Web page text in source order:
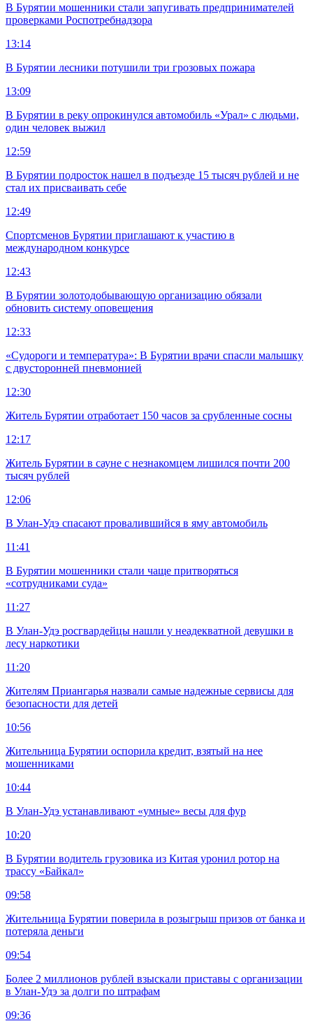
В Бурятии мошенники стали запугивать предпринимателей
проверками Роспотребнадзора
13:14
В Бурятии лесники потушили три грозовых пожара
13:09
В Бурятии в реку опрокинулся автомобиль «Урал» с людьми,
один человек выжил
12:59
В Бурятии подросток нашел в подъезде 15 тысяч рублей и не
стал их присваивать себе
12:49
Спортсменов Бурятии приглашают к участию в
международном конкурсе
12:43
В Бурятии золотодобывающую организацию обязали
обновить систему оповещения
12:33
«Судороги и температура»: В Бурятии врачи спасли малышку
с двусторонней пневмонией
12:30
Житель Бурятии отработает 150 часов за срубленные сосны
12:17
Житель Бурятии в сауне с незнакомцем лишился почти 200
тысяч рублей
12:06
В Улан-Удэ спасают провалившийся в яму автомобиль
11:41
В Бурятии мошенники стали чаще притворяться
«сотрудниками суда»
11:27
В Улан-Удэ росгвардейцы нашли у неадекватной девушки в
лесу наркотики
11:20
Жителям Приангарья назвали самые надежные сервисы для
безопасности для детей
10:56
Жительница Бурятии оспорила кредит, взятый на нее
мошенниками
10:44
В Улан-Удэ устанавливают «умные» весы для фур
10:20
В Бурятии водитель грузовика из Китая уронил ротор на
трассу «Байкал»
09:58
Жительница Бурятии поверила в розыгрыш призов от банка и
потеряла деньги
09:54
Более 2 миллионов рублей взыскали приставы с организации
в Улан-Удэ за долги по штрафам
09:36